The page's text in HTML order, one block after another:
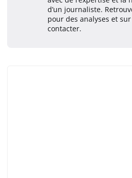
d’un journaliste.
pour des analyses et
contacter.